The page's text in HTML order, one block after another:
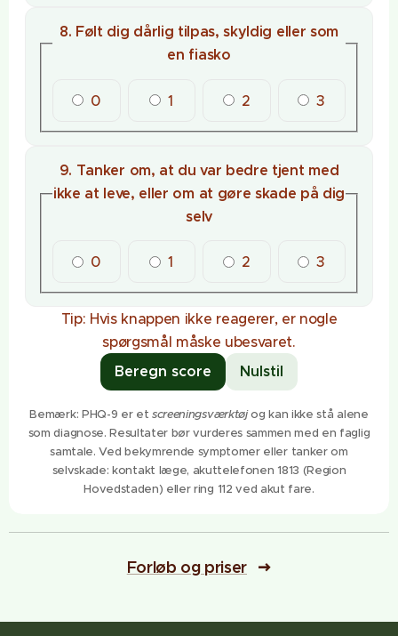
8. Følt dig dårlig tilpas, skyldig eller som
en fiasko
0 1 2 3
9. Tanker om, at du var bedre tjent med
ikke at leve, eller om at gøre skade på dig
selv
0 1 2 3
Tip: Hvis knappen ikke reagerer, er nogle
spørgsmål måske ubesvaret.
Beregn score Nulstil
Bemærk: PHQ-9 er etscreeningsværktøjog kan ikke stå alene
som diagnose. Resultater bør vurderes sammen med en faglig
samtale. Ved bekymrende symptomer eller tanker om
selvskade: kontakt læge, akuttelefonen 1813 (Region
Hovedstaden) eller ring 112 ved akut fare.
Forløb og priser